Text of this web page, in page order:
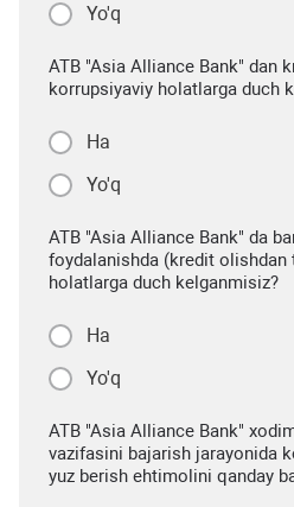
Yo'q
ATB "Asia Alliance Bank" dan
korrupsiyaviy holatlarga duch
Ha
Yo'q
ATB "Asia Alliance Bank" da
foydalanishda (kredit
holatlarga duch kelganmisiz?
Ha
Yo'q
ATB "Asia Alliance Bank"
vazifasini bajarish jarayonida
yuz berish ehtimolini qanday